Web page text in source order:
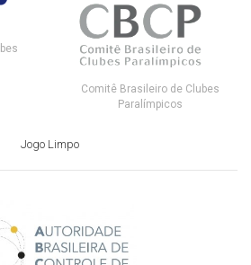
Comitê Brasileiro de Clubes
Paralímpicos
Jogo Limpo